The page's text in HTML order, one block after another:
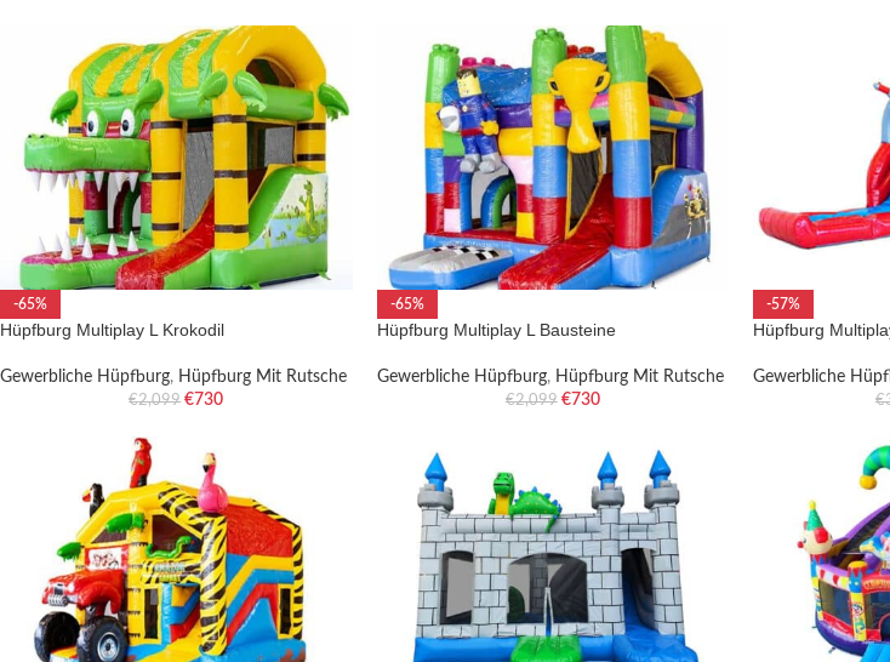
-65%
Hüpfburg Multiplay L Krokodil
Gewerbliche Hüpfburg, Hüpfburg Mit Rutsche
€2,099 €730
-65%
Hüpfburg Multiplay L Bausteine
Gewerbliche Hüpfburg, Hüpfburg Mit Rutsche
€2,099 €730
-57%
Hüpfburg
Gewerbliche
€